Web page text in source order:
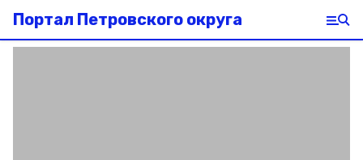
Портал Петровского округа